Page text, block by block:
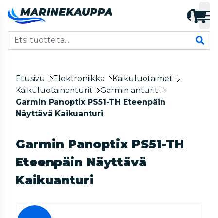
Etusivu Elektroniikka
Kaikuluotaimet
Kaikuluotainanturit
Garmin anturit
Garmin Panoptix PS51-TH Eteenpäin
Näyttävä Kaikuanturi
Garmin Panoptix PS51-TH
Eteenpäin Näyttävä
Kaikuanturi